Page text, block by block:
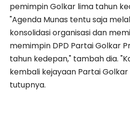
pemimpin Golkar lima tahun
"Agenda Munas tentu saja
konsolidasi organisasi dan
memimpin DPD Partai Golkar
tahun kedepan," tambah dia.
kembali kejayaan Partai Golkar
tutupnya.